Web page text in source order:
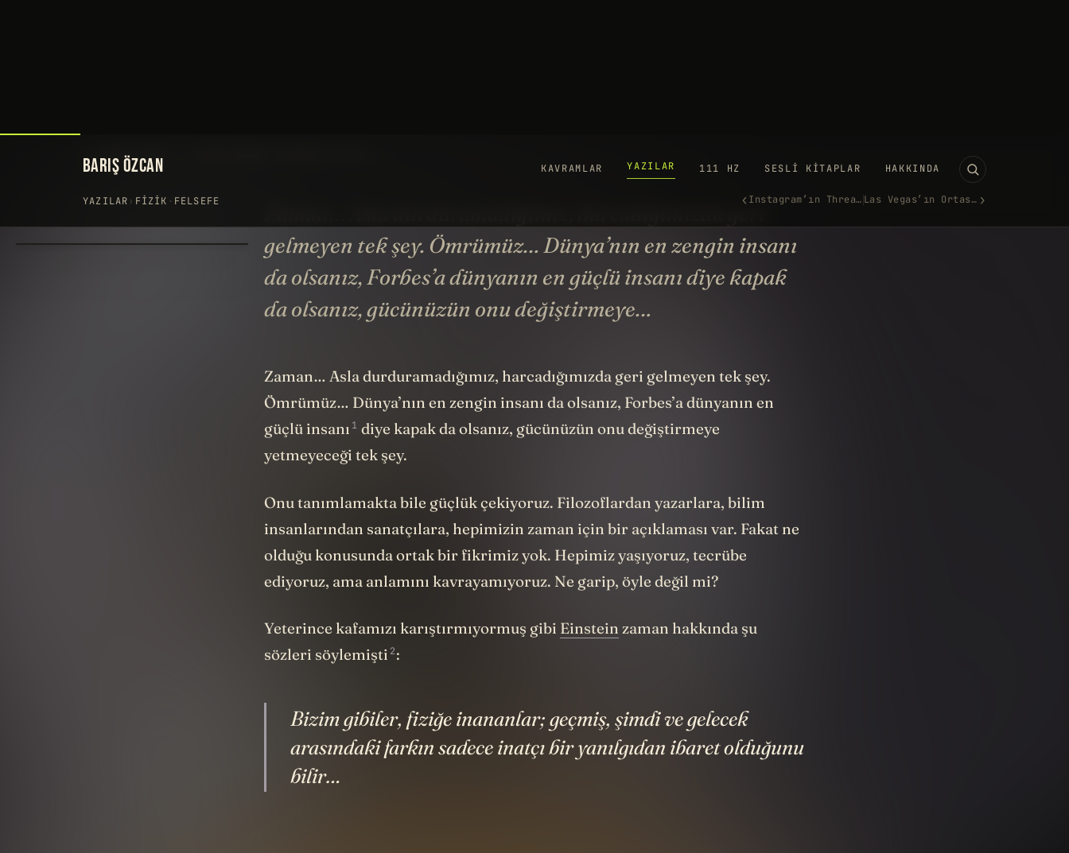
YOUTUBE'DA IZLE →
Zaman… Asla durduramadığımız, harcadığımızda geri
gelmeyen tek şey. Ömrümüz… Dünya’nın en zengin insanı
da olsanız, Forbes’a dünyanın en güçlü insanı diye kapak
da olsanız, gücünüzün onu değiştirmeye…
Zaman… Asla durduramadığımız, harcadığımızda geri gelmeyen tek şey.
Ömrümüz… Dünya’nın en zengin insanı da olsanız, Forbes’a
dünyanın en
güçlü insanı
diye kapak da olsanız, gücünüzün onu değiştirmeye
yetmeyeceği tek şey.
Onu tanımlamakta bile güçlük çekiyoruz. Filozoflardan yazarlara, bilim
insanlarından sanatçılara, hepimizin zaman için bir açıklaması var. Fakat ne
olduğu konusunda ortak bir fikrimiz yok. Hepimiz yaşıyoruz, tecrübe
ediyoruz, ama anlamını kavrayamıyoruz. Ne garip, öyle değil mi?
Yeterince kafamızı karıştırmıyormuş gibi Einstein zaman hakkında şu
söylemişti
Bizim gibiler, fiziğe inananlar; geçmiş, şimdi ve gelecek
arasındaki farkın sadece inatçı bir yanılgıdan ibaret olduğunu
bilir…